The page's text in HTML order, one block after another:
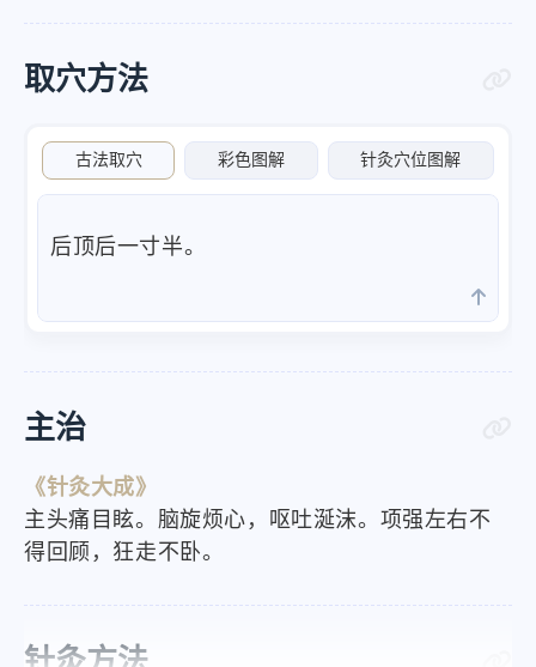
取穴方法
古法取穴 彩色图解 针灸穴位图解
后顶后一寸半。
主治
《针灸大成》
主头痛目眩。脑旋烦心，呕吐涎沫。项强左右不
得回顾，狂走不卧。